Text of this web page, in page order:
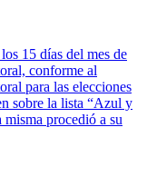
15 días del mes de
conforme al
para las elecciones
sobre la lista “Azul y
misma procedió a su